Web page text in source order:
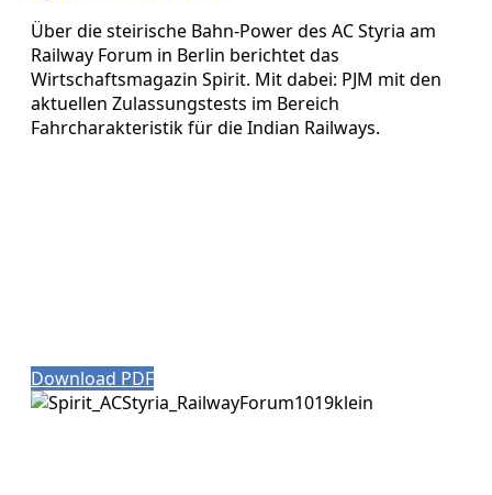
Über die steirische Bahn-Power des AC Styria am
Railway Forum in Berlin berichtet das
Wirtschaftsmagazin Spirit. Mit dabei: PJM mit den
aktuellen Zulassungstests im Bereich
Fahrcharakteristik für die Indian Railways.
Download PDF